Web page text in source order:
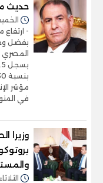
حديث
الخميس 02/يناير/
-
بفضل
المصري
في
وزيرا
الثلاثاء 31/ديسمبر/2024 -